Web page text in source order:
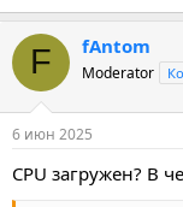
F fAntom
Moderator
6 июн 2025
CPU загружен? В